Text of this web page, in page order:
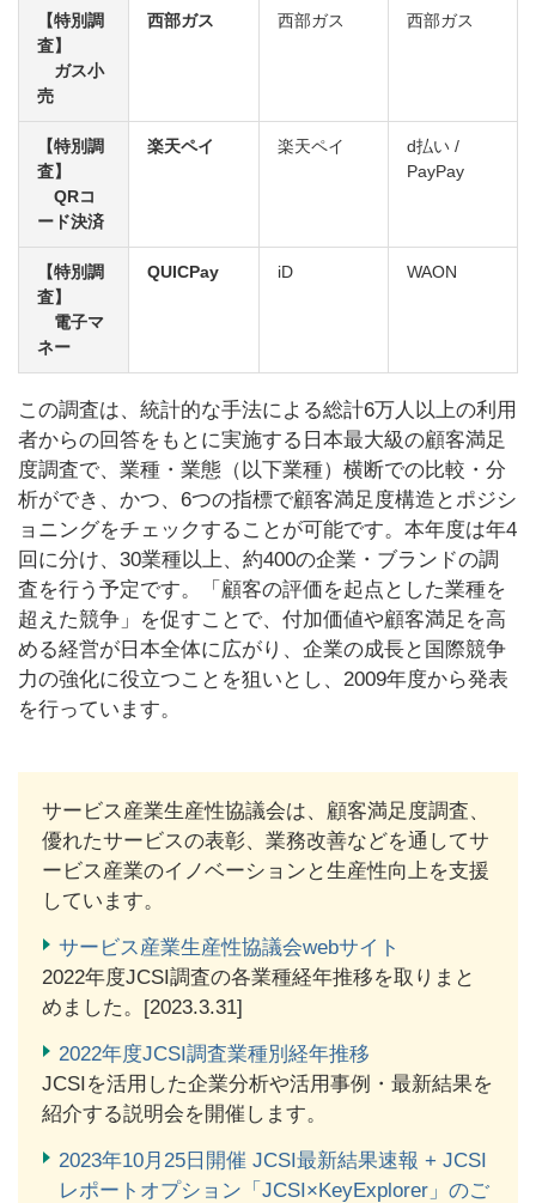
【特別調
査】
ガス小
売
西部ガス 西部ガス 西部ガス
【特別調
査】
QRコ
ード決済
楽天ペイ 楽天ペイ
d払い /
PayPay
【特別調
査】
電子マ
ネー
QUICPay iD WAON
この調査は、統計的な手法による総計6万人以上の利用
者からの回答をもとに実施する日本最大級の顧客満足
度調査で、業種・業態（以下業種）横断での比較・分
析ができ、かつ、6つの指標で顧客満足度構造とポジシ
ョニングをチェックすることが可能です。本年度は年4
回に分け、30業種以上、約400の企業・ブランドの調
査を行う予定です。「顧客の評価を起点とした業種を
超えた競争」を促すことで、付加価値や顧客満足を高
める経営が日本全体に広がり、企業の成長と国際競争
力の強化に役立つことを狙いとし、2009年度から発表
を行っています。
サービス産業生産性協議会は、顧客満足度調査、
優れたサービスの表彰、業務改善などを通してサ
ービス産業のイノベーションと生産性向上を支援
しています。
サービス産業生産性協議会webサイト
2022年度JCSI調査の各業種経年推移を取りまと
めました。[2023.3.31]
2022年度JCSI調査業種別経年推移
JCSIを活用した企業分析や活用事例・最新結果を
紹介する説明会を開催します。
2023年10月25日開催 JCSI最新結果速報 + JCSI
レポートオプション「JCSI×KeyExplorer」のご